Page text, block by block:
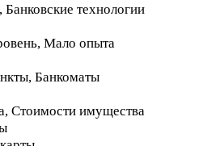
технологии
Мало опыта
Банкоматы
Стоимости имущества